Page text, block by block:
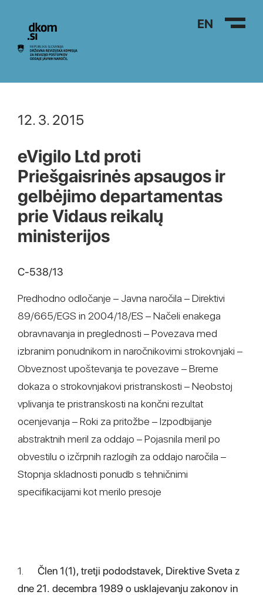
Na vsebino EN
12. 3. 2015
eVigilo Ltd proti
Priešgaisrinės apsaugos ir
gelbėjimo departamentas
prie Vidaus reikalų
ministerijos
C‑538/13
Predhodno odločanje – Javna naročila – Direktivi
89/665/EGS in 2004/18/ES – Načeli enakega
obravnavanja in preglednosti – Povezava med
izbranim ponudnikom in naročnikovimi strokovnjaki –
Obveznost upoštevanja te povezave – Breme
dokaza o strokovnjakovi pristranskosti – Neobstoj
vplivanja te pristranskosti na končni rezultat
ocenjevanja – Roki za pritožbe – Izpodbijanje
abstraktnih meril za oddajo – Pojasnila meril po
obvestilu o izčrpnih razlogih za oddajo naročila –
Stopnja skladnosti ponudb s tehničnimi
specifikacijami kot merilo presoje
1. Člen 1(1), tretji pododstavek, Direktive Sveta z
dne 21. decembra 1989 o usklajevanju zakonov in